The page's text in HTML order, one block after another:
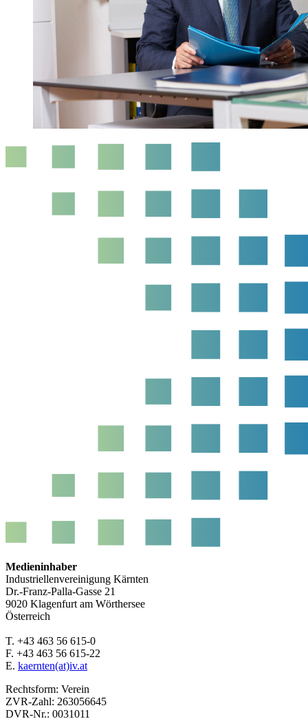
Medieninhaber
Industriellenvereinigung Kärnten
Dr.-Franz-Palla-Gasse 21
9020 Klagenfurt am Wörthersee
Österreich
T. +43 463 56 615-0
F. +43 463 56 615-22
E. kaernten(at)iv.at
Rechtsform: Verein
ZVR-Zahl: 263056645
DVR-Nr.: 0031011